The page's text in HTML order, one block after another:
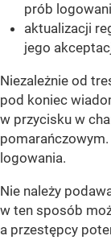
prób
aktualizacji
jego
Niezależnie od
pod koniec
w przycisku w
logowania.
Nie należy
w ten sposób
a przestępcy